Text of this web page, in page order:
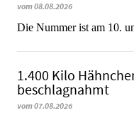
vom 08.08.2026
Die Nummer ist am 10.
1.400 Kilo
beschlagnahmt
vom 07.08.2026